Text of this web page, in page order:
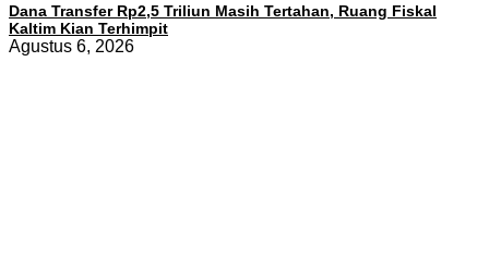
Dana Transfer Rp2,5 Triliun Masih Tertahan, Ruang Fiskal
Kaltim Kian Terhimpit
Agustus 6, 2026